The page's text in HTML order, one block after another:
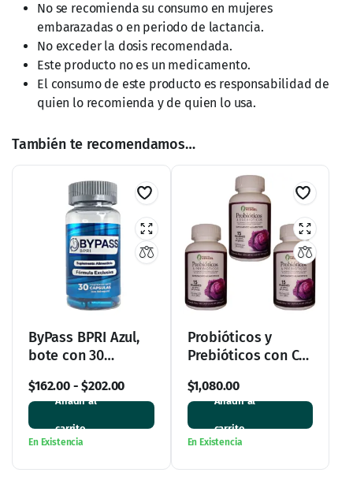
No se recomienda su consumo en mujeres
embarazadas o en periodo de lactancia.
No exceder la dosis recomendada.
Este producto no es un medicamento.
El consumo de este producto es responsabilidad de
quien lo recomienda y de quien lo usa.
También te recomendamos…
ByPass BPRI Azul,
bote con 30
$162.00-$202.00
Añadir al
carrito
En Existencia
Probióticos y
Prebióticos con Col
de 3
$1,080.00
Añadir al
carrito
En Existencia